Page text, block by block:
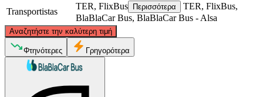
Transportistas
TER, FlixBus Περισσότερα
TER, FlixBus,
BlaBlaCar Bus, BlaBlaCar Bus - Alsa
Αναζητήστε την καλύτερη τιμή
©CARTO, ©OpenStreetMapcontributors
Φτηνότερες Γρηγορότερα